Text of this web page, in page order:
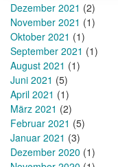
Dezember 2021 (2)
November 2021 (1)
Oktober 2021 (1)
September 2021 (1)
August 2021 (1)
Juni 2021 (5)
April 2021 (1)
März 2021 (2)
Februar 2021 (5)
Januar 2021 (3)
Dezember 2020 (1)